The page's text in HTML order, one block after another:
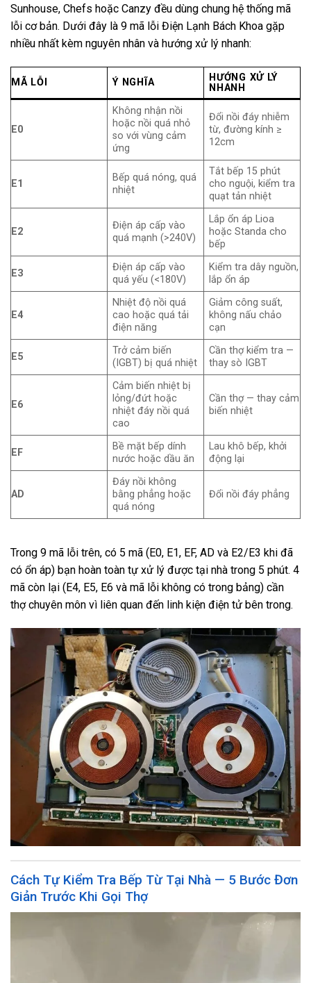
Sunhouse, Chefs hoặc Canzy đều dùng chung hệ thống mã
lỗi cơ bản. Dưới đây là 9 mã lỗi Điện Lạnh Bách Khoa gặp
nhiều nhất kèm nguyên nhân và hướng xử lý nhanh:
MÃ LỖI Ý NGHĨA
HƯỚNG XỬ LÝ
NHANH
E0
Không nhận nồi
hoặc nồi quá nhỏ
so với vùng cảm
ứng
Đổi nồi đáy nhiễm
từ, đường kính ≥
12cm
E1
Bếp quá nóng, quá
nhiệt
Tắt bếp 15 phút
cho nguội, kiểm tra
quạt tản nhiệt
E2
Điện áp cấp vào
quá mạnh (>240V)
Lắp ổn áp Lioa
hoặc Standa cho
bếp
E3
Điện áp cấp vào
quá yếu (<180V)
Kiểm tra dây nguồn,
lắp ổn áp
E4
Nhiệt độ nồi quá
cao hoặc quá tải
điện năng
Giảm công suất,
không nấu chảo
cạn
E5
Trở cảm biến
(IGBT) bị quá nhiệt
Cần thợ kiểm tra —
thay sò IGBT
E6
Cảm biến nhiệt bị
lỏng/đứt hoặc
nhiệt đáy nồi quá
cao
Cần thợ — thay cảm
biến nhiệt
EF
Bề mặt bếp dính
nước hoặc dầu ăn
Lau khô bếp, khởi
động lại
AD
Đáy nồi không
bằng phẳng hoặc
quá nóng
Đổi nồi đáy phẳng
Trong 9 mã lỗi trên, có 5 mã (E0, E1, EF, AD và E2/E3 khi đã
có ổn áp) bạn hoàn toàn tự xử lý được tại nhà trong 5 phút. 4
mã còn lại (E4, E5, E6 và mã lỗi không có trong bảng) cần
thợ chuyên môn vì liên quan đến linh kiện điện tử bên trong.
Cách Tự Kiểm Tra Bếp Từ Tại Nhà — 5 Bước Đơn
Giản Trước Khi Gọi Thợ